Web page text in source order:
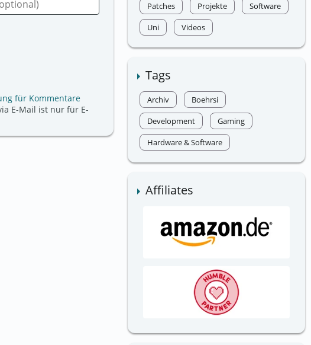
Patches
Projekte
Software
Uni
Videos
Tags
Archiv
Boehrsi
Development
Gaming
Hardware & Software
Affiliates
für Kommentare
E-Mail ist nur für E-